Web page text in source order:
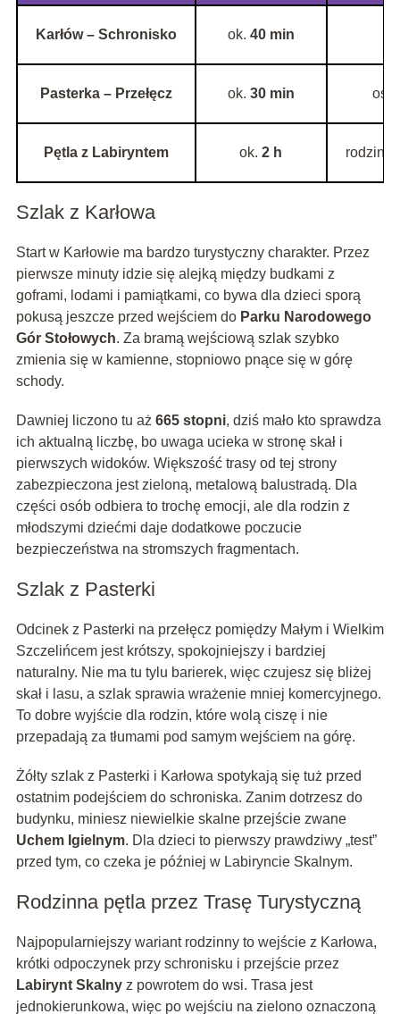
Karłów – Schronisko ok. 40 min
Pasterka – Przełęcz ok. 30 min
Pętla z Labiryntem ok.2 h rodziny
Szlak z Karłowa
Start w Karłowie ma bardzo turystyczny charakter. Przez
pierwsze minuty idzie się alejką między budkami z
goframi, lodami i pamiątkami, co bywa dla dzieci sporą
pokusą jeszcze przed wejściem do Parku Narodowego
Gór Stołowych. Za bramą wejściową szlak szybko
zmienia się w kamienne, stopniowo pnące się w górę
schody.
Dawniej liczono tu aż 665 stopni, dziś mało kto sprawdza
ich aktualną liczbę, bo uwaga ucieka w stronę skał i
pierwszych widoków. Większość trasy od tej strony
zabezpieczona jest zieloną, metalową balustradą. Dla
części osób odbiera to trochę emocji, ale dla rodzin z
młodszymi dziećmi daje dodatkowe poczucie
bezpieczeństwa na stromszych fragmentach.
Szlak z Pasterki
Odcinek z Pasterki na przełęcz pomiędzy Małym i Wielkim
Szczelińcem jest krótszy, spokojniejszy i bardziej
naturalny. Nie ma tu tylu barierek, więc czujesz się bliżej
skał i lasu, a szlak sprawia wrażenie mniej komercyjnego.
To dobre wyjście dla rodzin, które wolą ciszę i nie
przepadają za tłumami pod samym wejściem na górę.
Żółty szlak z Pasterki i Karłowa spotykają się tuż przed
ostatnim podejściem do schroniska. Zanim dotrzesz do
budynku, miniesz niewielkie skalne przejście zwane
Uchem Igielnym. Dla dzieci to pierwszy prawdziwy „test”
przed tym, co czeka je później w Labiryncie Skalnym.
Rodzinna pętla przez Trasę Turystyczną
Najpopularniejszy wariant rodzinny to wejście z Karłowa,
krótki odpoczynek przy schronisku i przejście przez
Labirynt Skalnyz powrotem do wsi. Trasa jest
jednokierunkowa, więc po wejściu na zielono oznaczoną